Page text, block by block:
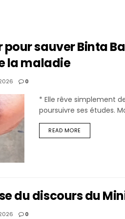
sauver Binta
la maladie
0
* Elle rêve simplement
poursuivre ses études.
READ MORE
du discours du
0